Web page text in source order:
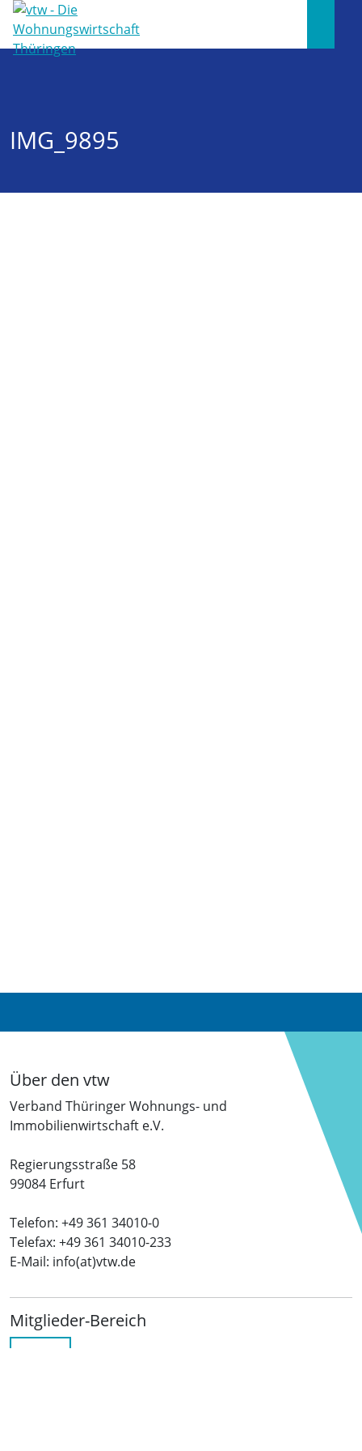
IMG_9895
Über den vtw
Verband Thüringer Wohnungs- und
Immobilienwirtschaft e.V.
Regierungsstraße 58
99084 Erfurt
Telefon: +49 361 34010-0
Telefax: +49 361 34010-233
E-Mail: info(at)vtw.de
Mitglieder-Bereich